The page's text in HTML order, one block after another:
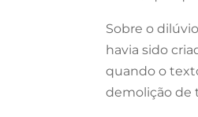
Sobre o
havia sido
quando o
demolição de